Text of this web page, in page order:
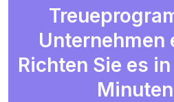
Unternehmen
Richten Sie es